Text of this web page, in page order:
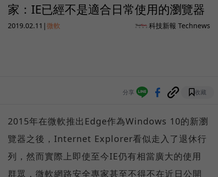
家：IE已經不是適合日常使用的瀏覽器
2019.02.11 |微軟 科技新報 Technews
分享 收藏
2015年在微軟推出Edge作為Windows 10的新瀏
覽器之後，Internet Explorer看似走入了退休行
列，然而實際上即使至今IE仍有相當廣大的使用
群眾，微軟網路安全專家甚至不得不在近日公開